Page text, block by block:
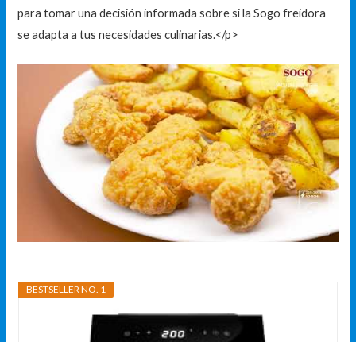
para tomar una decisión informada sobre si la Sogo freidora
se adapta a tus necesidades culinarias.</p>
BESTSELLER NO. 1